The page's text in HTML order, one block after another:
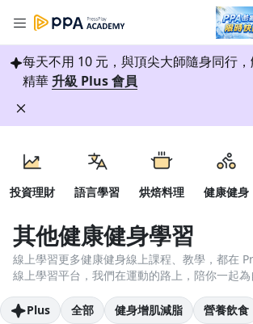
註冊領取 上千元優惠券！
每日簽到
領券專區
聽書
公告
2% 點數回饋！🚀 酷暑來襲．偷偷在冷氣
即日起 - 8/13（只有一週）-📣 酷暑季好康
無上限🔥購買任一課程 or 訂閱✅ 消費即享
入好友👉 享有「渠道專屬活動」及「個人
查看全部
每天不用 10 元，與頂尖大師隨身同行
精華 升級 Plus 會員
投資理財 語言學習 烘焙料理 健康健身
其他健康健身學習
線上學習更多健康健身線上課程、教學，都在
線上學習平台，我們在運動的路上，陪你一起為
Plus 全部 健身增肌減脂 營養飲食
沒有描述
--:--
1.0x
2.0x
1.75x
1.5x
沒有播放清單
去逛逛
返回播放器
清除全部